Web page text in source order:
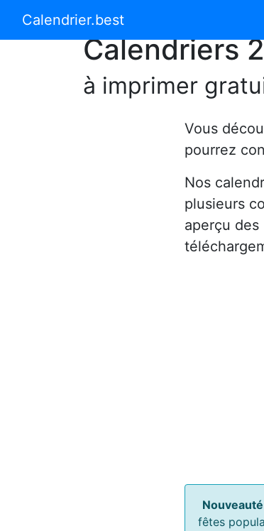
Calendrier.bestCalendrier 2024
Calendriers
à imprimer
Vous
pourrez
Nos
plusieurs
aperçu
fêtes